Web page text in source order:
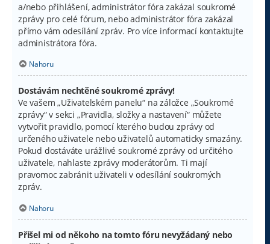
a/nebo přihlášení, administrátor fóra zakázal soukromé
zprávy pro celé fórum, nebo administrátor fóra zakázal
přímo vám odesílání zpráv. Pro více informací kontaktujte
administrátora fóra.
Nahoru
Dostávám nechtěné soukromé zprávy!
Ve vašem „Uživatelském panelu“ na záložce „Soukromé
zprávy“ v sekci „Pravidla, složky a nastavení“ můžete
vytvořit pravidlo, pomocí kterého budou zprávy od
určeného uživatele nebo uživatelů automaticky smazány.
Pokud dostáváte urážlivé soukromé zprávy od určitého
uživatele, nahlaste zprávy moderátorům. Ti mají
pravomoc zabránit uživateli v odesílání soukromých
zpráv.
Nahoru
Přišel mi od někoho na tomto fóru nevyžádaný nebo